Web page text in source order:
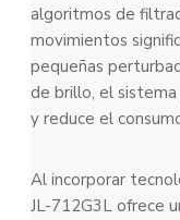
algoritmos de
movimientos
pequeñas
de brillo, el
y reduce el
Al incorporar
JL-712G3L ofrece